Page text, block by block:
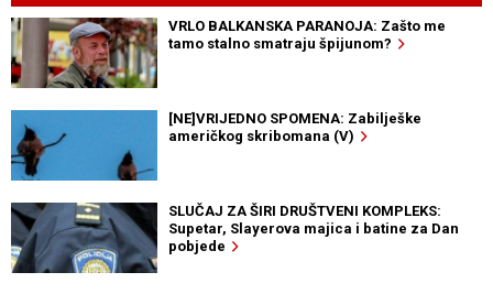
VRLO BALKANSKA PARANOJA: Zašto me
tamo stalno smatraju špijunom?
[NE]VRIJEDNO SPOMENA: Zabilješke
američkog skribomana (V)
SLUČAJ ZA ŠIRI DRUŠTVENI KOMPLEKS:
Supetar, Slayerova majica i batine za Dan
pobjede